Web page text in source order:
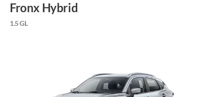
Fronx Hybrid
1.5 GL